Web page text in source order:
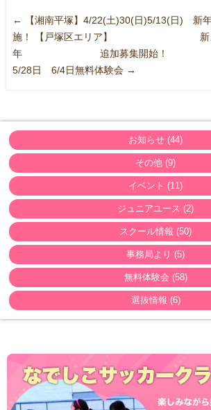
←
【湘南平塚】4/22(土)30(日)5/13(日) 新
施！
【戸塚区エリア】 新メン
年 追加募集開始！
5/28日 6/4日無料体験会 →
お知らせ (44)
その他 (9)
イベント (11)
ジュニアユース (2)
スクール情報 (50)
事務局より (5)
無料体験会 (58)
選抜情報 (6)